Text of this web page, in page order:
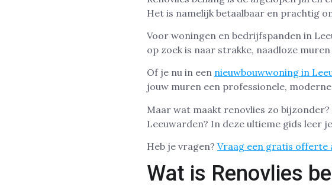
Het is namelijk betaalbaar en prachtig
Voor woningen en bedrijfspanden in
op zoek is naar strakke, naadloze
Of je nu in een nieuwbouwwoning in
jouw muren een professionele,
Maar wat maakt renovlies zo
Leeuwarden? In deze ultieme gids leer
Heb je vragen? Vraag een gratis offerte
Wat is Renovlies